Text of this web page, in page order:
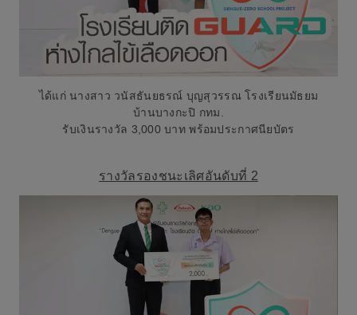
ได้แก่ นางสาว วนัสธันยธรณ์ บุญสุวรรณ โรงเรียนมัธยม
บ้านบางกะปิ กทม.
รับเงินรางวัล 3,000 บาท พร้อมประกาศนียบัตร
รางวัลรองชนะเลิศอันดับที่ 2